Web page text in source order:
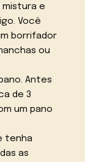
mistura e
Você
borrifador
ou
Antes
de 3
um pano
tenha
as